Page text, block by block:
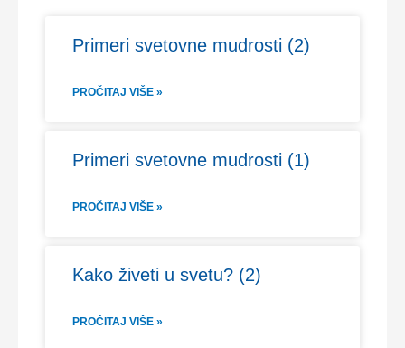
Primeri svetovne mudrosti (2)
PROČITAJ VIŠE »
Primeri svetovne mudrosti (1)
PROČITAJ VIŠE »
Kako živeti u svetu? (2)
PROČITAJ VIŠE »